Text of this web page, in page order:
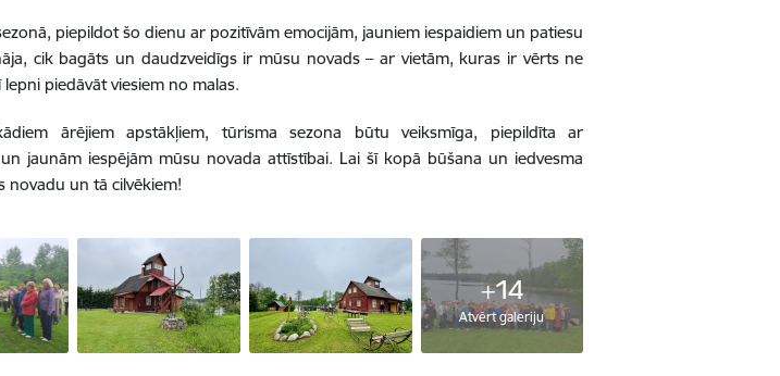
piepildot šo dienu ar pozitīvām emocijām, jauniem iespaidiem un patiesu
cik bagāts un daudzveidīgs ir mūsu novads – ar vietām, kuras ir vērts ne
piedāvāt viesiem no malas.
ārējiem apstākļiem, tūrisma sezona būtu veiksmīga, piepildīta ar
jaunām iespējām mūsu novada attīstībai. Lai šī kopā būšana un iedvesma
novadu un tā cilvēkiem!
+14
Atvērt galeriju